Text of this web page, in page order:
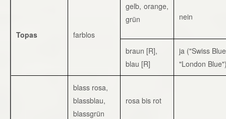
Topas farblos
gelb, orange,
grün
nein
braun [R],
blau [R]
ja ("Swiss
"London
blass rosa,
blassblau,
blassgrün
rosa bis rot